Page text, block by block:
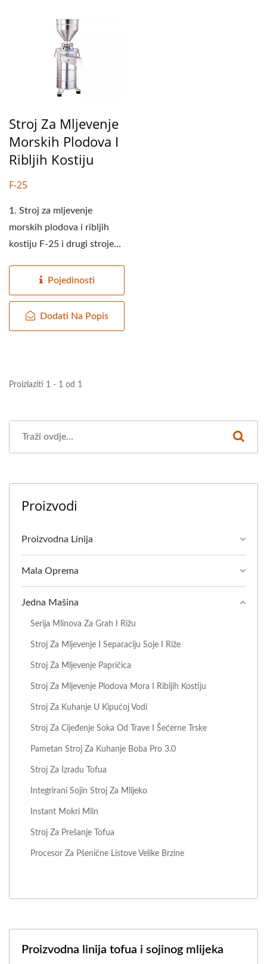
Stroj Za Mljevenje
Morskih Plodova I
Ribljih Kostiju
F-25
1. Stroj za mljevenje
morskih plodova i ribljih
kostiju F-25 i drugi strojevi
Pojedinosti
Dodati Na Popis
Proizlaziti 1 - 1 od 1
Proizvodi
Proizvodna Linija
Mala Oprema
Jedna Mašina
Serija Mlinova Za Grah I Rižu
Stroj Za Mljevenje I Separaciju Soje I Riže
Stroj Za Mljevenje Papričica
Stroj Za Mljevenje Plodova Mora I Ribljih Kostiju
Stroj Za Kuhanje U Kipućoj Vodi
Stroj Za Cijeđenje Soka Od Trave I Šećerne Trske
Pametan Stroj Za Kuhanje Boba Pro 3.0
Stroj Za Izradu Tofua
Integrirani Sojin Stroj Za Mlijeko
Instant Mokri Mlin
Stroj Za Prešanje Tofua
Procesor Za Pšenične Listove Velike Brzine
Proizvodna linija tofua i sojinog mlijeka